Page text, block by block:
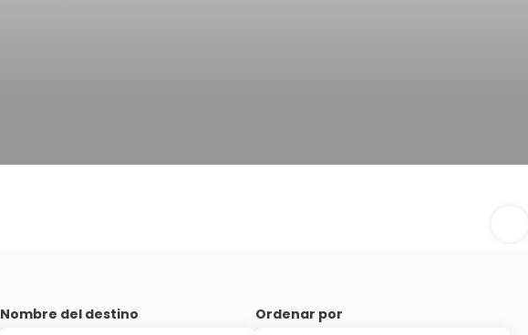
Nombre del destino
Ordenar por